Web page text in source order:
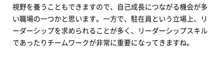
視野を養うこともできますので、自己成長につながる機会が多
い職場の一つかと思います。一方で、駐在員という立場上、リ
ーダーシップを求められることが多く、リーダーシップスキル
であったりチームワークが非常に重要になってきますね。